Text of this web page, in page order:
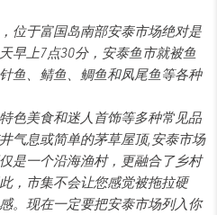
位于富国岛南部安泰市场绝对是
早上7点30分，安泰鱼市就被鱼
鱼、鲭鱼、鲷鱼和凤尾鱼等各种
色美食和迷人首饰等多种常见品
气息或简单的茅草屋顶,安泰市场
是一个沿海渔村，更融合了乡村
，市集不会让您感觉被拖拉硬
。现在一定要把安泰市场列入你